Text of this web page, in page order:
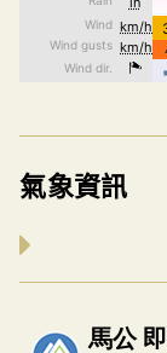
氣象資訊
內嵌空氣品